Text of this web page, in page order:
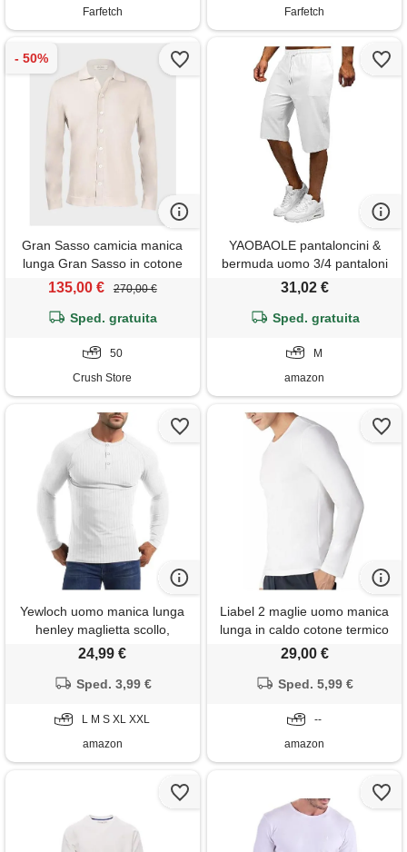
Farfetch Farfetch
Gran Sasso camicia manica
lunga Gran Sasso in cotone
57183 beige
135,00 € 270,00 €
Sped. gratuita
50
Crush Store
YAOBAOLE pantaloncini &
bermuda uomo 3/4 pantaloni
lunghi da uomo estate cotone
bianco, m
31,02 €
Sped. gratuita
M
amazon
Yewloch uomo manica lunga
henley maglietta scollo,
cotone uomo manica
casuale con collo serafino,
24,99 €
Sped. 3,99 €
L M S XL XXL
amazon
Liabel 2 maglie uomo manica
lunga in caldo cotone termico
girocollo art. E333 (bianco,
29,00 €
Sped. 5,99 €
--
amazon